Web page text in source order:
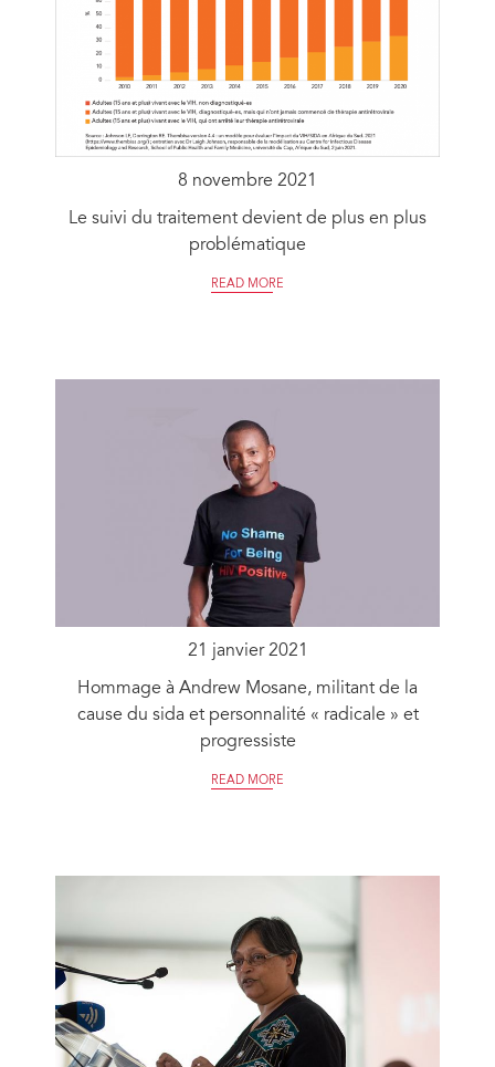
8 novembre 2021
Le suivi du traitement devient de plus en plus
problématique
READ MORE
21 janvier 2021
Hommage à Andrew Mosane, militant de la
cause du sida et personnalité « radicale » et
progressiste
READ MORE